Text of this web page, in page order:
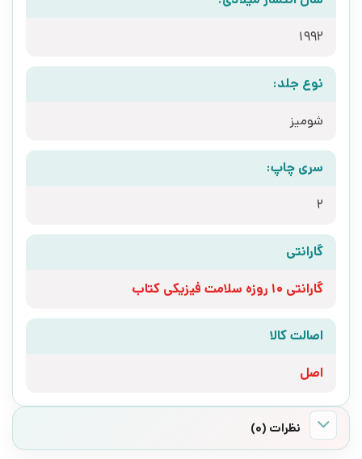
1992
نوع جلد:
شومیز
سری چاپ:
2
گارانتی
گارانتی 10 روزه سلامت فیزیکی کتاب
اصالت کالا
اصل
نظرات (0)